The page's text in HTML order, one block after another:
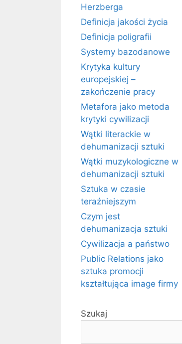
Herzberga
Definicja jakości życia
Definicja poligrafii
Systemy bazodanowe
Krytyka kultury
europejskiej –
zakończenie pracy
Metafora jako metoda
krytyki cywilizacji
Wątki literackie w
dehumanizacji sztuki
Wątki muzykologiczne w
dehumanizacji sztuki
Sztuka w czasie
teraźniejszym
Czym jest
dehumanizacja sztuki
Cywilizacja a państwo
Public Relations jako
sztuka promocji
kształtująca image firmy
Szukaj